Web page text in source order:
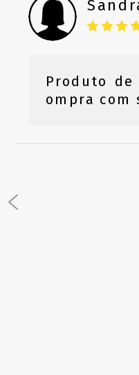
Produto
ompra com